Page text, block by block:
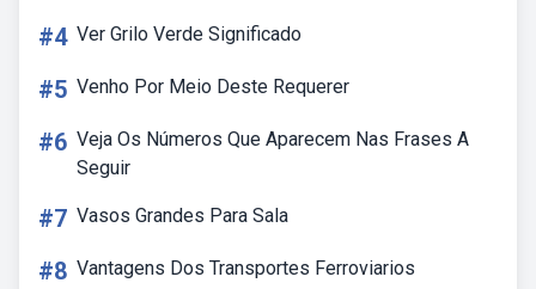
#4 Ver Grilo Verde Significado
#5 Venho Por Meio Deste Requerer
#6 Veja Os Números Que Aparecem Nas Frases A
Seguir
#7 Vasos Grandes Para Sala
#8 Vantagens Dos Transportes Ferroviarios